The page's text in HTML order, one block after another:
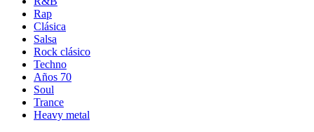
Rap
Clásica
Salsa
Rock clásico
Techno
Años 70
Soul
Trance
Heavy metal